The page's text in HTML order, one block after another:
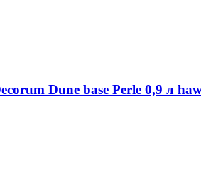
Dune base Perle 0,9 л